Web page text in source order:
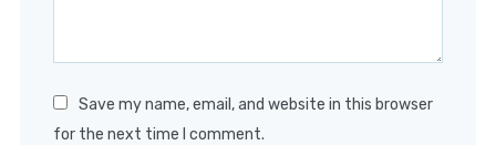
Save my name, email, and website in this browser
for the next time I comment.